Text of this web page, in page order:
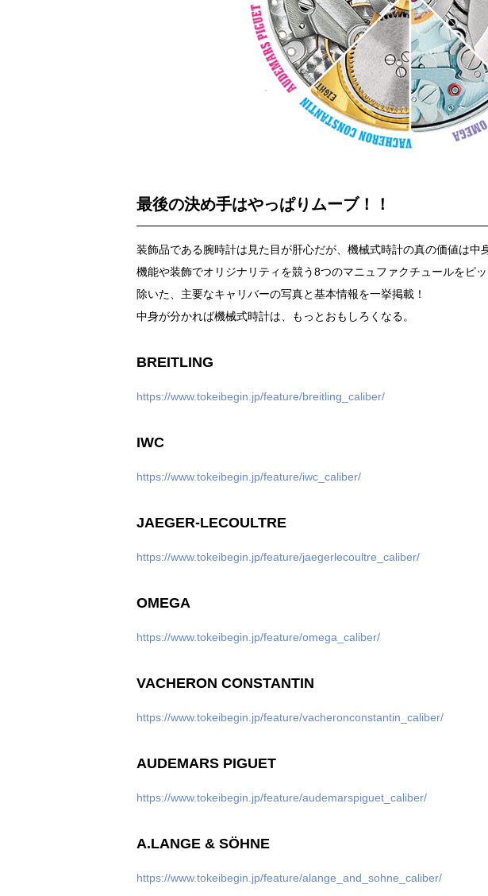
最後の決め手はやっぱりムーブ！！
装飾品である腕時計は見た目が肝心だが、機械式時計の真の価値は中
機能や装飾でオリジナリティを競う8つのマニュファクチュールをピ
除いた、主要なキャリバーの写真と基本情報を一挙掲載！
中身が分かれば機械式時計は、もっとおもしろくなる。
BREITLING
https://www.tokeibegin.jp/feature/breitling_caliber/
IWC
https://www.tokeibegin.jp/feature/iwc_caliber/
JAEGER-LECOULTRE
https://www.tokeibegin.jp/feature/jaegerlecoultre_caliber/
OMEGA
https://www.tokeibegin.jp/feature/omega_caliber/
VACHERON CONSTANTIN
https://www.tokeibegin.jp/feature/vacheronconstantin_caliber/
AUDEMARS PIGUET
https://www.tokeibegin.jp/feature/audemarspiguet_caliber/
A.LANGE & SÖHNE
https://www.tokeibegin.jp/feature/alange_and_sohne_caliber/